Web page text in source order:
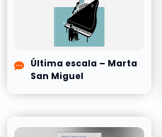
Última escala – Marta
San Miguel